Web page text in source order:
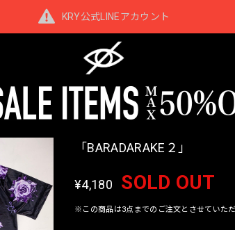
KRY公式LINEアカウント
「BARADARAKE２」
¥4,180 SOLD OUT
※この商品は3点までのご注文とさせていただ